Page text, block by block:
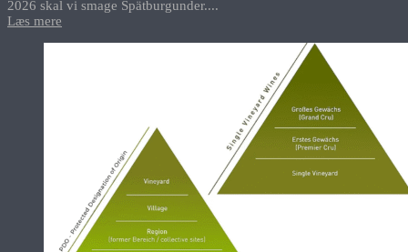
2026 skal vi smage Spätburgunder....
Læs mere